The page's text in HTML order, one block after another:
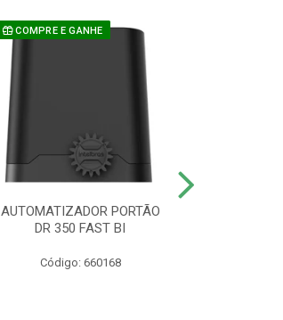
COMPRE E GANHE
AUTOMATIZADOR PORTÃO
DR 350 FAST BI
Código: 660168